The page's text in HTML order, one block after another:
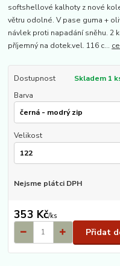
softshellové kalhoty z nové
větru odolné. V pase guma +
návlek proti napadání sněhu. 2
příjemný na dotek.vel. 116 c...
Dostupnost
Skladem 1
Barva
Velikost
Nejsme plátci DPH
353 Kč/ks
Přidat